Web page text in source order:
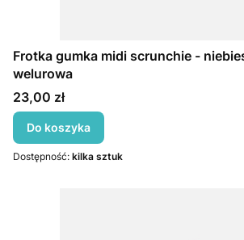
Frotka gumka midi scrunchie -
welurowa
Cena
23,00 zł
Do koszyka
Dostępność: kilka sztuk